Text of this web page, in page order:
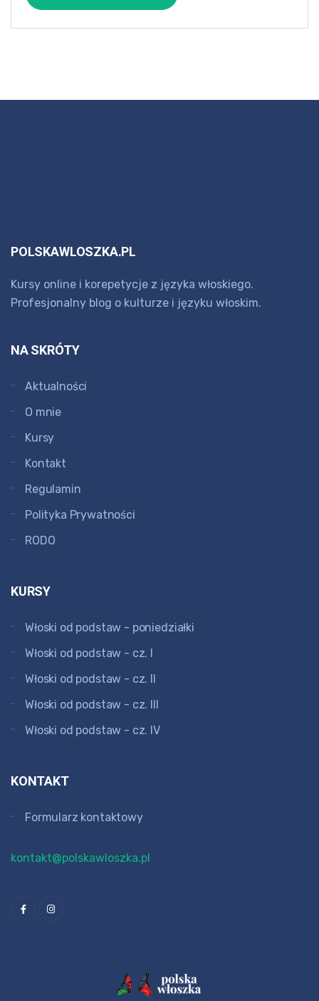
POLSKAWLOSZKA.PL
Kursy online i korepetycje z języka włoskiego.
Profesjonalny blog o kulturze i języku włoskim.
NA SKRÓTY
Aktualności
O mnie
Kursy
Kontakt
Regulamin
Polityka Prywatności
RODO
KURSY
Włoski od podstaw - poniedziałki
Włoski od podstaw - cz. I
Włoski od podstaw - cz. II
Włoski od podstaw - cz. III
Włoski od podstaw - cz. IV
KONTAKT
Formularz kontaktowy
kontakt@polskawloszka.pl